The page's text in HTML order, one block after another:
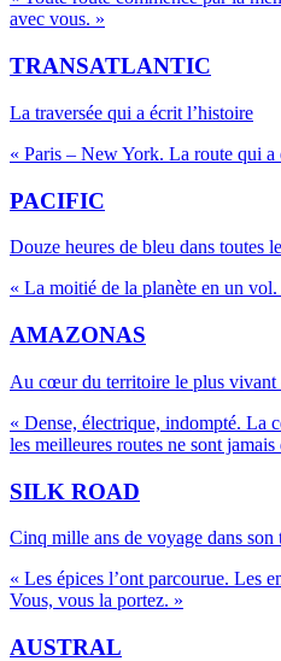
avec vous. »
TRANSATLANTIC
La traversée qui a écrit l’histoire
« Paris – New York. La route qui a
PACIFIC
Douze heures de bleu dans toutes
« La moitié de la planète en un
AMAZONAS
Au cœur du territoire le plus vivant
« Dense, électrique, indompté. La
les meilleures routes ne sont jamais
SILK ROAD
Cinq mille ans de voyage dans son
« Les épices l’ont parcourue. Les
Vous, vous la portez. »
AUSTRAL